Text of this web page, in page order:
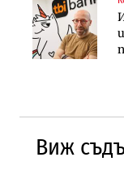
Виж